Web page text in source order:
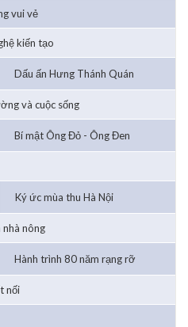
vui vẻ
kiến tạo
Dấu ấn Hưng Thánh Quán
và cuộc sống
Bí mật Ông Đỏ - Ông Đen
Ký ức mùa thu Hà Nội
nhà nông
Hành trình 80 năm rạng rỡ
nối